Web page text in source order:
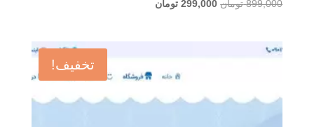
899,000 تومان قیمت
299,000 تومانقیمت
تخفیف!